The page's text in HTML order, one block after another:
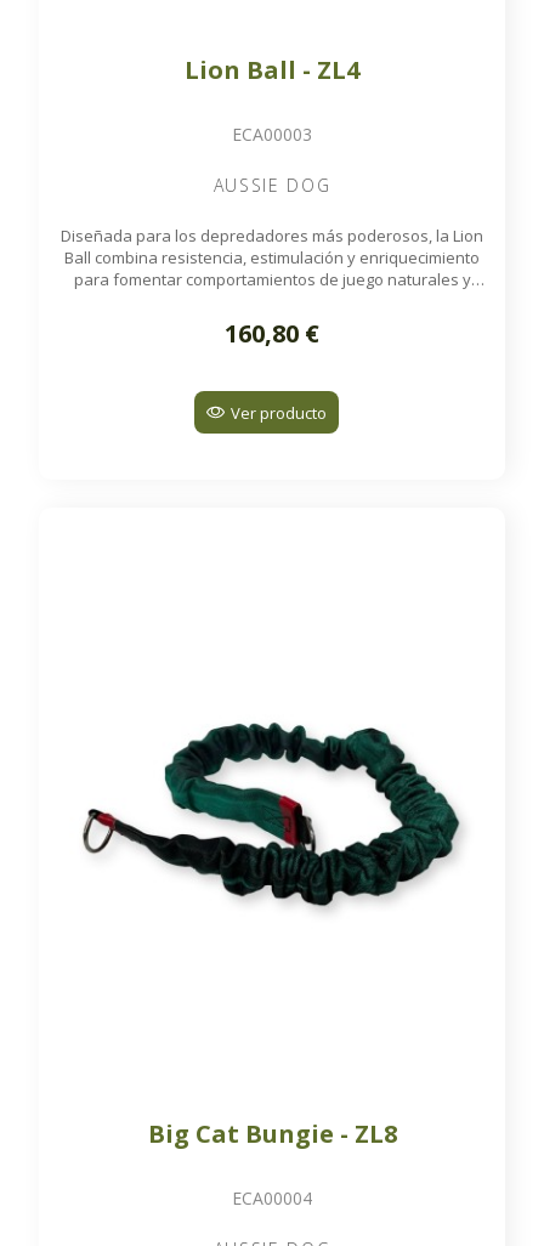
Lion Ball - ZL4
ECA00003
AUSSIE DOG
Diseñada para los depredadores más poderosos, la Lion
Ball combina resistencia, estimulación y enriquecimiento
para fomentar comportamientos de juego naturales y
160,80 €
Ver producto
Big Cat Bungie - ZL8
ECA00004